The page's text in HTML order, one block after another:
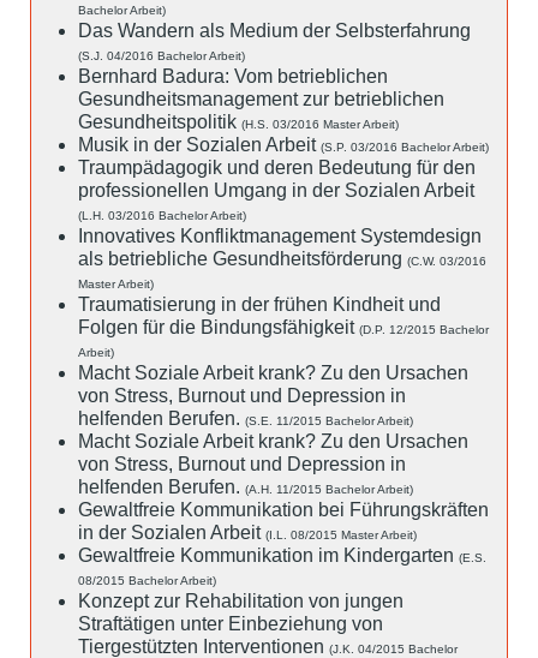
Bachelor Arbeit)
Das Wandern als Medium der Selbsterfahrung
(S.J. 04/2016 Bachelor Arbeit)
Bernhard Badura: Vom betrieblichen
Gesundheitsmanagement zur betrieblichen
Gesundheitspolitik (H.S. 03/2016 Master Arbeit)
Musik in der Sozialen Arbeit (S.P. 03/2016 Bachelor Arbeit)
Traumpädagogik und deren Bedeutung für den
professionellen Umgang in der Sozialen Arbeit
(L.H. 03/2016 Bachelor Arbeit)
Innovatives Konfliktmanagement Systemdesign
als betriebliche Gesundheitsförderung (C.W. 03/2016
Master Arbeit)
Traumatisierung in der frühen Kindheit und
Folgen für die Bindungsfähigkeit (D.P. 12/2015 Bachelor
Arbeit)
Macht Soziale Arbeit krank? Zu den Ursachen
von Stress, Burnout und Depression in
helfenden Berufen. (S.E. 11/2015 Bachelor Arbeit)
Macht Soziale Arbeit krank? Zu den Ursachen
von Stress, Burnout und Depression in
helfenden Berufen. (A.H. 11/2015 Bachelor Arbeit)
Gewaltfreie Kommunikation bei Führungskräften
in der Sozialen Arbeit (I.L. 08/2015 Master Arbeit)
Gewaltfreie Kommunikation im Kindergarten (E.S.
08/2015 Bachelor Arbeit)
Konzept zur Rehabilitation von jungen
Straftätigen unter Einbeziehung von
Tiergestützten Interventionen (J.K. 04/2015 Bachelor